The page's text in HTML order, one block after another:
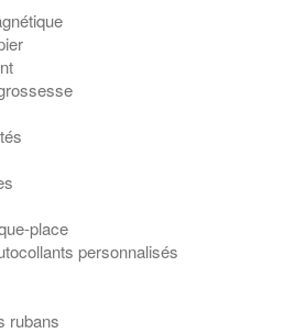
place
personnalisés
rubans